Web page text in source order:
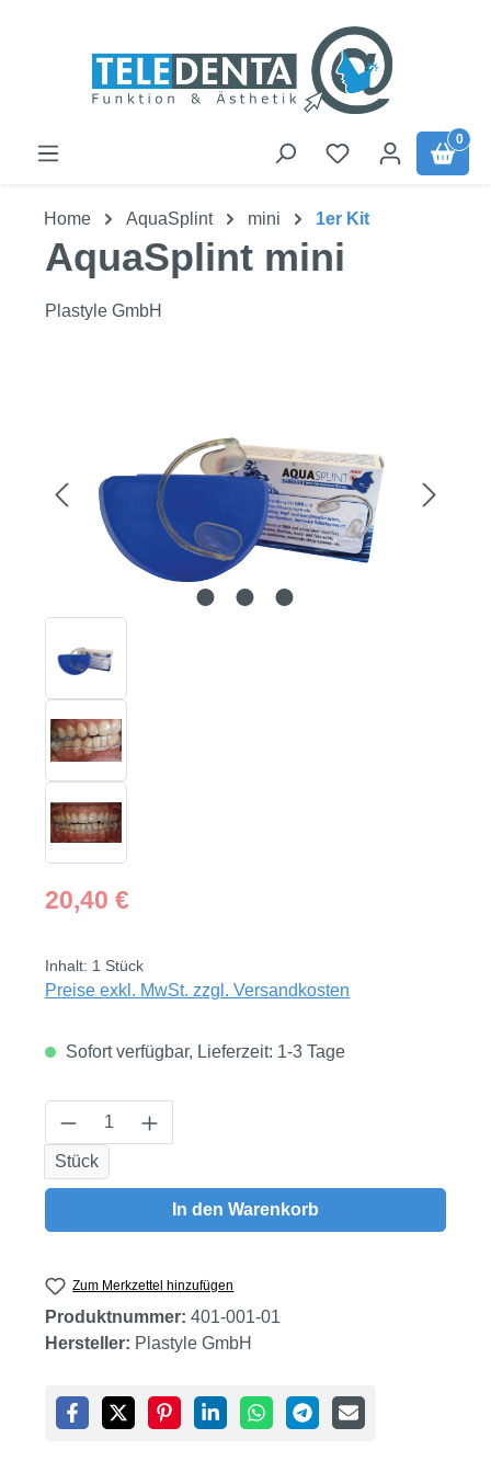
0
Home AquaSplint mini 1er Kit
AquaSplint mini
Plastyle GmbH
Regulärer Preis:
20,40 €
Inhalt: 1 Stück
Preise exkl. MwSt. zzgl. Versandkosten
Sofort verfügbar, Lieferzeit: 1-3 Tage
Produkt Anzahl: Gib den gewünschten
Stück
In den Warenkorb
Zum Merkzettel hinzufügen
Produktnummer: 401-001-01
Hersteller: Plastyle GmbH